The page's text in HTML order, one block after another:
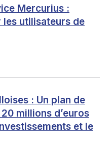
Mercurius :
utilisateurs de
: Un plan de
millions d’euros
et le